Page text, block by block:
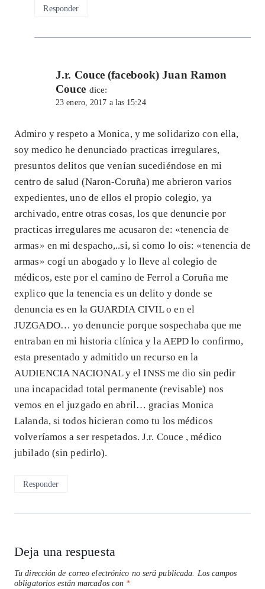
Responder
J.r. Couce (facebook) Juan Ramon
Couce dice:
23 enero, 2017 a las 15:24
Admiro y respeto a Monica, y me solidarizo con ella,
soy medico he denunciado practicas irregulares,
presuntos delitos que venían sucediéndose en mi
centro de salud (Naron-Coruña) me abrieron varios
expedientes, uno de ellos el propio colegio, ya
archivado, entre otras cosas, los que denuncie por
practicas irregulares me acusaron de: «tenencia de
armas» en mi despacho,..si, si como lo ois: «tenencia de
armas» cogí un abogado y lo lleve al colegio de
médicos, este por el camino de Ferrol a Coruña me
explico que la tenencia es un delito y donde se
denuncia es en la GUARDIA CIVIL o en el
JUZGADO… yo denuncie porque sospechaba que me
entraban en mi historia clínica y la AEPD lo confirmo,
esta presentado y admitido un recurso en la
AUDIENCIA NACIONAL y el INSS me dio sin pedir
una incapacidad total permanente (revisable) nos
vemos en el juzgado en abril… gracias Monica
Lalanda, si todos hicieran como tu los médicos
volveríamos a ser respetados. J.r. Couce , médico
jubilado (sin pedirlo).
Responder
Deja una respuesta
Tu dirección de correo electrónico no será publicada. Los campos
obligatorios están marcados con *